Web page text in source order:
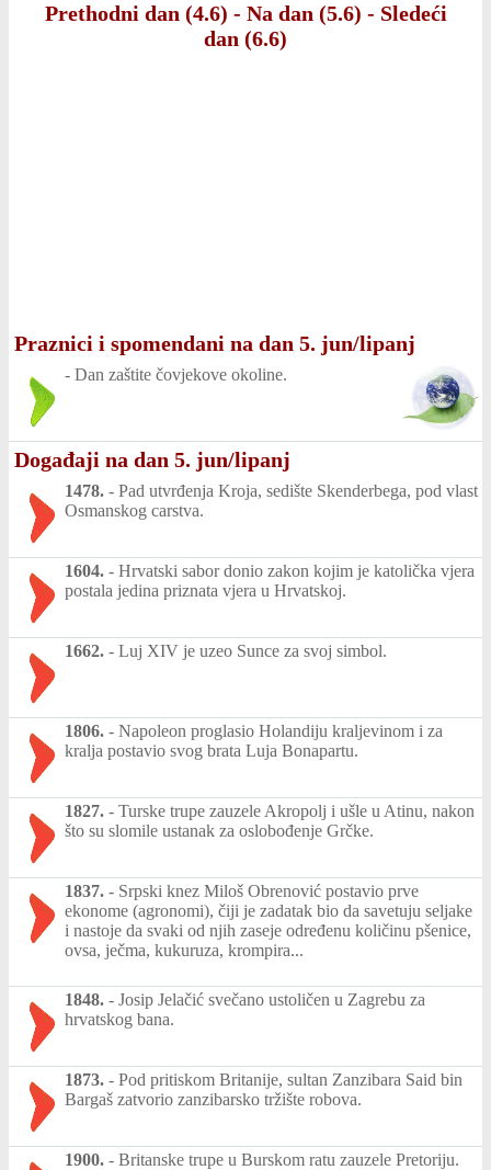
Prethodni dan (4.6) - Na dan (5.6) - Sledeći
dan (6.6)
Praznici i spomendani na dan 5. jun/lipanj
- Dan zaštite čovjekove okoline.
Događaji na dan 5. jun/lipanj
1478. - Pad utvrđenja Kroja, sedište Skenderbega, pod vlast
Osmanskog carstva.
1604. - Hrvatski sabor donio zakon kojim je katolička vjera
postala jedina priznata vjera u Hrvatskoj.
1662. - Luj XIV je uzeo Sunce za svoj simbol.
1806. - Napoleon proglasio Holandiju kraljevinom i za
kralja postavio svog brata Luja Bonapartu.
1827. - Turske trupe zauzele Akropolj i ušle u Atinu, nakon
što su slomile ustanak za oslobođenje Grčke.
1837. - Srpski knez Miloš Obrenović postavio prve
ekonome (agronomi), čiji je zadatak bio da savetuju seljake
i nastoje da svaki od njih zaseje određenu količinu pšenice,
ovsa, ječma, kukuruza, krompira...
1848. - Josip Jelačić svečano ustoličen u Zagrebu za
hrvatskog bana.
1873. - Pod pritiskom Britanije, sultan Zanzibara Said bin
Bargaš zatvorio zanzibarsko tržište robova.
1900. - Britanske trupe u Burskom ratu zauzele Pretoriju.